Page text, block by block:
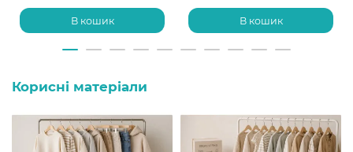
В кошик В кошик
Корисні матеріали